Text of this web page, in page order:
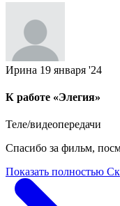
Ирина 19 января '24
К работе «Элегия»
Теле/видеопередачи
Спасибо за фильм,
Показать полностью